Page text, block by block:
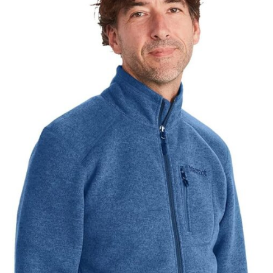
manteau garantit que vous restez confortable et
protégé. Durabilité et entretien : UMIPUBO s'engage
à créer des équipements de plein air durables et de
haute qualité. Pour maintenir les performances
imperméables du manteau, nous recommandons
de le laver à la main pour éviter d'endommager le
revêtement hydrofuge. Cela garantit que le manteau
conserve sa résistance à l'eau et continue de
fournir une protection fiable pour les saisons à
venir. Protection versatile et stylée : Que vous soyez
en randonnée, en camping ou simplement，le
manteau imperméable pour homme de UMIPUBO
est le choix parfait. Son design léger et sa doublure
respirante garantissent le confort, tandis que
l'extérieur hydrofuge vous garde au sec. Disponible
en tailles M à XXL et en couleurs comme le gris, le
noir, le vert fluo et le bleu marine, ce manteau est
parfait pour les amateurs de plein air qui
demandent à la fois fonctionnalité et style.